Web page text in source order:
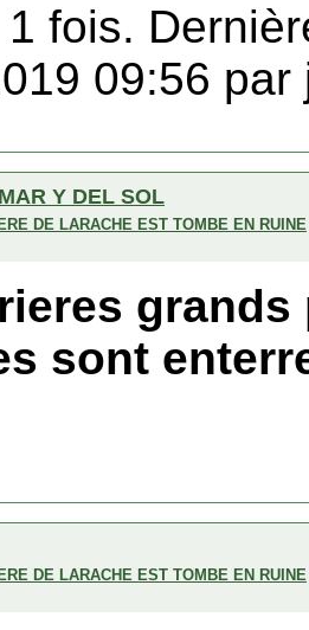
fois.
09:56 par
Y DEL SOL
DE LARACHE EST TOMBE EN RUINE
sont
DE LARACHE EST TOMBE EN RUINE